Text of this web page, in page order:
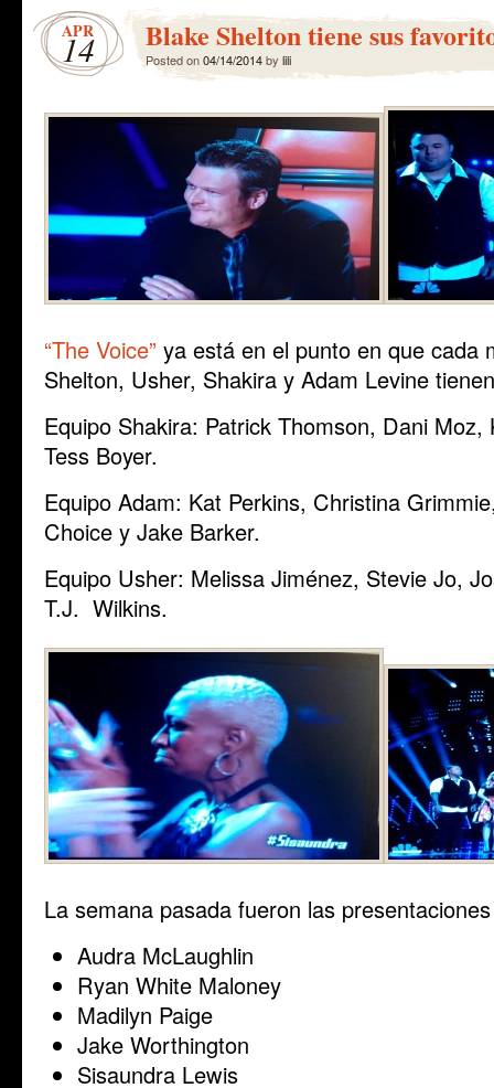
APR
14 Blake Shelton tiene sus
Posted on04/14/2014by lili
“The Voice” ya está en el punto en que cada
Shelton, Usher, Shakira y Adam Levine
Equipo Shakira: Patrick Thomson, Dani
Tess Boyer.
Equipo Adam: Kat Perkins, Christina
Choice y Jake Barker.
Equipo Usher: Melissa Jiménez, Stevie Jo,
T.J. Wilkins.
La semana pasada fueron las
Audra McLaughlin
Ryan White Maloney
Madilyn Paige
Jake Worthington
Sisaundra Lewis